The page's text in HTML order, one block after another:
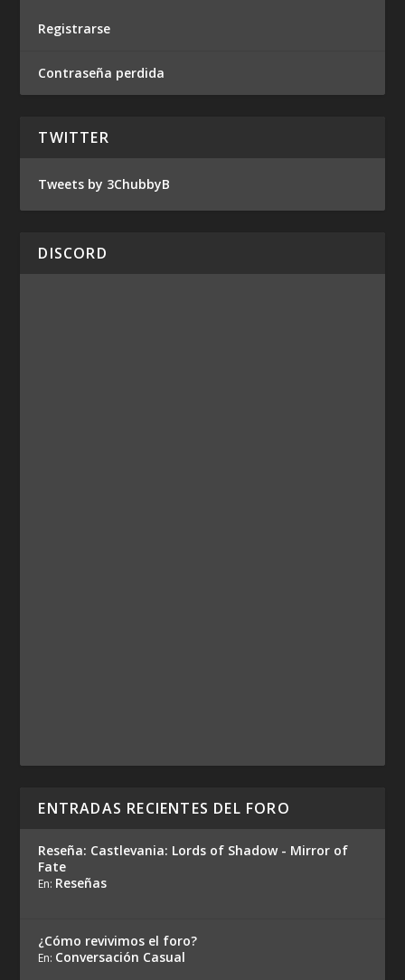
Registrarse
Contraseña perdida
TWITTER
Tweets by 3ChubbyB
DISCORD
ENTRADAS RECIENTES DEL FORO
Reseña: Castlevania: Lords of Shadow - Mirror of
Fate
En: Reseñas
¿Cómo revivimos el foro?
En: Conversación Casual